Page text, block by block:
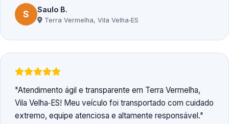
S Saulo B.
Terra Vermelha, Vila Velha‑ES
Atendimento ágil e transparente em Terra Vermelha,
Vila Velha‑ES! Meu veículo foi transportado com cuidado
extremo, equipe atenciosa e altamente responsável.